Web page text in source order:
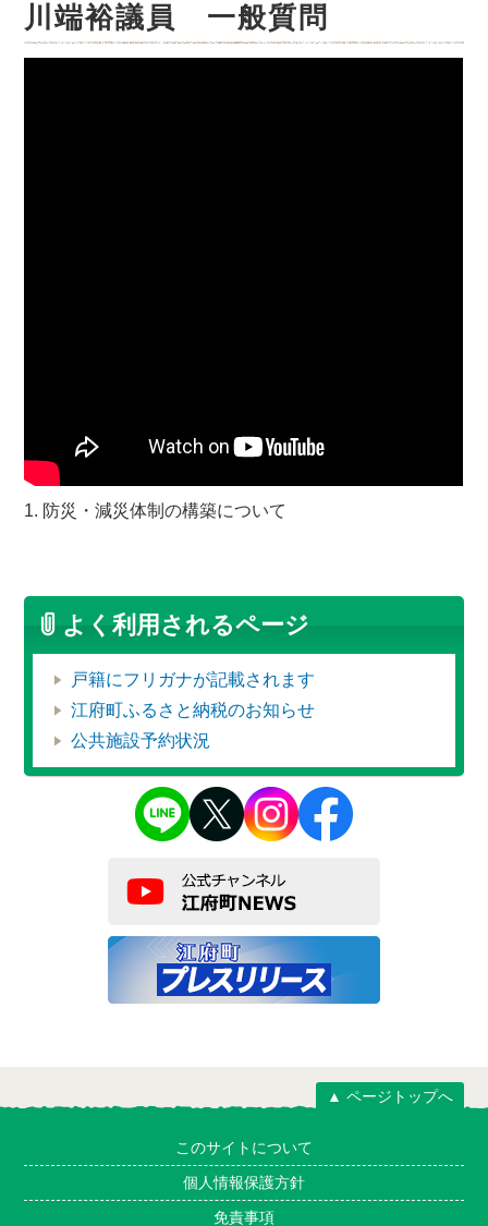
川端裕議員 一般質問
1. 防災・減災体制の構築について
よく利用されるページ
戸籍にフリガナが記載されます
江府町ふるさと納税のお知らせ
公共施設予約状況
▲ ページトップへ
このサイトについて
個人情報保護方針
免責事項